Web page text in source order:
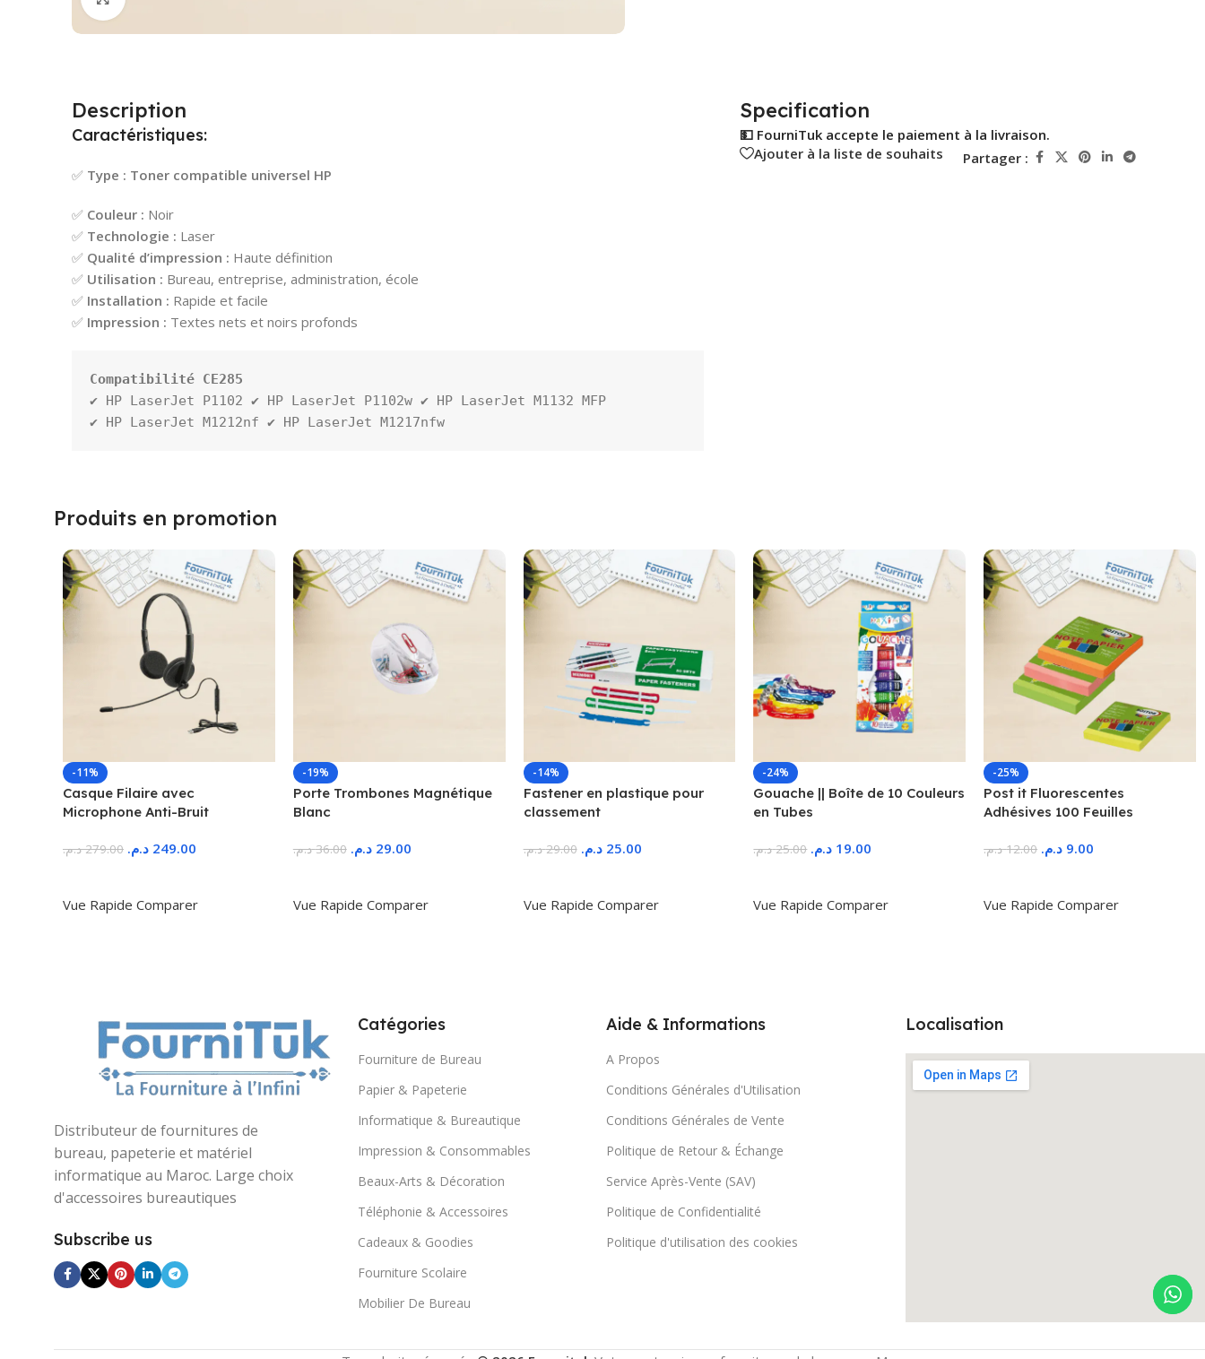
Description
Caractéristiques:
✅ Type : Toner compatible universel HP
✅ Couleur : Noir
✅ Technologie : Laser
✅ Qualité d’impression : Haute définition
✅ Utilisation : Bureau, entreprise, administration, école
✅ Installation : Rapide et facile
✅ Impression : Textes nets et noirs profonds
Compatibilité CE285
✔️ HP LaserJet P1102 ✔️ HP LaserJet P1102w ✔️ HP LaserJet M1132 MFP
✔️ HP LaserJet M1212nf ✔️ HP LaserJet M1217nfw
Specification
💵 FourniTuk accepte le paiement à la livraison.
Ajouter à la liste de souhaits
Partager :
Produits en promotion
-11%
Casque Filaire avec
Microphone Anti-Bruit
279.00 د.م. 249.00 د.م.
Vue Rapide Comparer
-19%
Porte Trombones Magnétique
Blanc
36.00 د.م. 29.00 د.م.
Vue Rapide Comparer
-14%
Fastener en plastique pour
classement
29.00 د.م. 25.00 د.م.
Vue Rapide Comparer
-24%
Gouache || Boîte de 10 Couleurs
en Tubes
25.00 د.م. 19.00 د.م.
Vue Rapide Comparer
-25%
Post it Fluorescentes
Adhésives 100 Feuilles
12.00 د.م. 9.00 د.م.
Vue Rapide Comparer
Distributeur de fournitures de
bureau, papeterie et matériel
informatique au Maroc. Large choix
d'accessoires bureautiques
Subscribe us
Catégories
Fourniture de Bureau
Papier & Papeterie
Informatique & Bureautique
Impression & Consommables
Beaux-Arts & Décoration
Téléphonie & Accessoires
Cadeaux & Goodies
Fourniture Scolaire
Mobilier De Bureau
Aide & Informations
A Propos
Conditions Générales d'Utilisation
Conditions Générales de Vente
Politique de Retour & Échange
Service Après-Vente (SAV)
Politique de Confidentialité
Politique d'utilisation des cookies
Localisation